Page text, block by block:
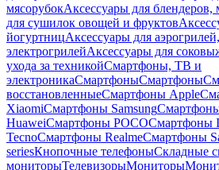
мясорубокАксессуары для блендеров,
для сушилок овощей и фруктов
йогуртницАксессуары для аэрогрилей,
электрогрилейАксессуары для
ухода за техникойСмартфоны, ТВ и
электроникаСмартфоныСмартфоны
восстановленныеСмартфоны Apple
XiaomiСмартфоны Samsung
HuaweiСмартфоны POCOСмартфоны
TecnoСмартфоны RealmeСмартфоны
seriesКнопочные телефоныСкладные
мониторыТелевизорыМониторы